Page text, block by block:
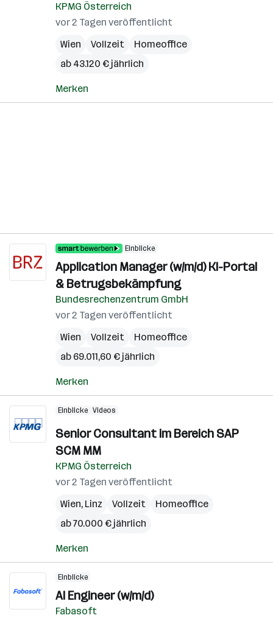
KPMG Österreich
vor 2 Tagen veröffentlicht
Wien
Vollzeit
Homeoffice
ab 43.120 € jährlich
Merken
Einblicke
Application Manager (w/m/d) KI-Portal
& Betrugsbekämpfung
Bundesrechenzentrum GmbH
vor 2 Tagen veröffentlicht
Wien
Vollzeit
Homeoffice
ab 69.011,60 € jährlich
Merken
Einblicke Videos
Senior Consultant im Bereich SAP
SCM MM
KPMG Österreich
vor 2 Tagen veröffentlicht
Wien, Linz Vollzeit
Homeoffice
ab 70.000 € jährlich
Merken
Einblicke
AI Engineer (w/m/d)
Fabasoft